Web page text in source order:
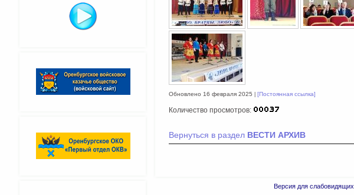
Обновлено 16 февраля 2025 [Постоянная ссылка]
Количество просмотров:
Вернуться в раздел ВЕСТИ АРХИВ
Версия для слабовидящих